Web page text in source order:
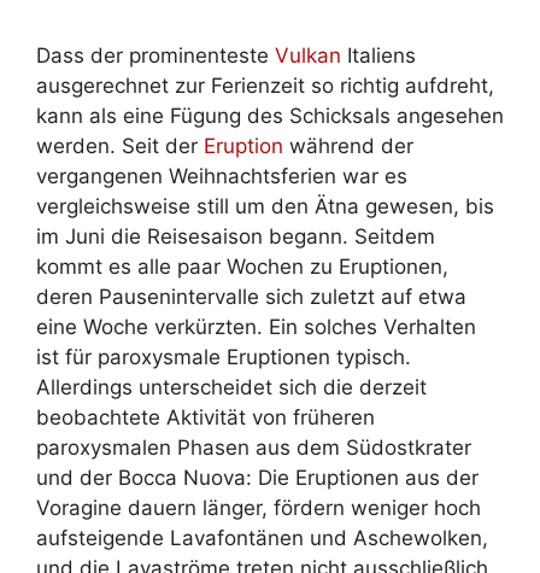
Dass der prominenteste Vulkan Italiens
ausgerechnet zur Ferienzeit so richtig aufdreht,
kann als eine Fügung des Schicksals angesehen
werden. Seit der Eruption während der
vergangenen Weihnachtsferien war es
vergleichsweise still um den Ätna gewesen, bis
im Juni die Reisesaison begann. Seitdem
kommt es alle paar Wochen zu Eruptionen,
deren Pausenintervalle sich zuletzt auf etwa
eine Woche verkürzten. Ein solches Verhalten
ist für paroxysmale Eruptionen typisch.
Allerdings unterscheidet sich die derzeit
beobachtete Aktivität von früheren
paroxysmalen Phasen aus dem Südostkrater
und der Bocca Nuova: Die Eruptionen aus der
Voragine dauern länger, fördern weniger hoch
aufsteigende Lavafontänen und Aschewolken,